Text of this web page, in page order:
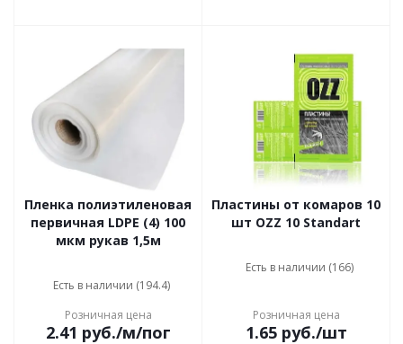
Пленка полиэтиленовая
первичная LDPE (4) 100
мкм рукав 1,5м
Есть в наличии (194.4)
Розничная цена
2.41 руб./м/пог
Пластины от комаров 10
шт OZZ 10 Standart
Есть в наличии (166)
Розничная цена
1.65руб./шт